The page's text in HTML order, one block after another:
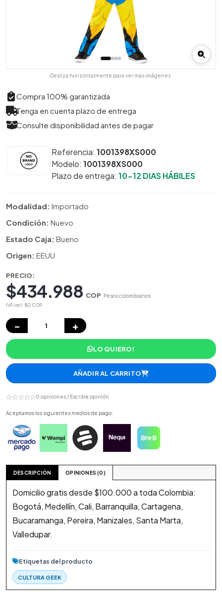
Desliza horizontalmente para ver más imágenes.
Compra 100% garantizada
Tenga en cuenta plazo de entrega
Consulte disponibilidad antes de pagar
Referencia: 1001398XS000
Modelo: 1001398XS000
Plazo de entrega: 10-12 DIAS HÁBILES
Modalidad: Importado
Condición: Nuevo
Estado Caja: Bueno
Origen: EEUU
PRECIO:
$434.988 COP Pesos colombianos
IVA incl: $0 COP
− +
LO QUIERO!
AÑADIR AL CARRITO
☆☆☆☆☆0 opiniones / Escribe opinión
Aceptamos los siguientes medios de pago:
DESCRIPCIÓN OPINIONES (0)
Domicilio gratis desde $100.000 a toda Colombia:
Bogotá, Medellín, Cali, Barranquilla, Cartagena,
Bucaramanga, Pereira, Manizales, Santa Marta,
Valledupar.
Etiquetas del producto
CULTURA GEEK